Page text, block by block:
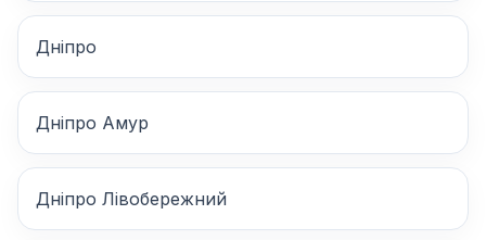
Дніпро
Дніпро Амур
Дніпро Лівобережний